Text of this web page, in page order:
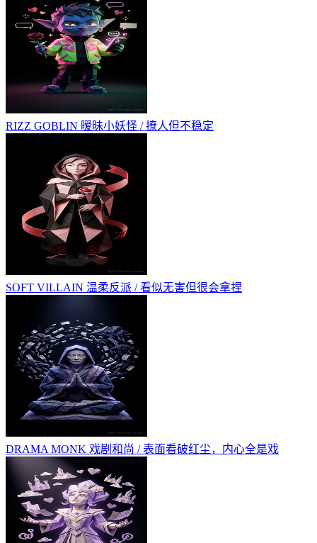
RIZZ GOBLIN 暧昧小妖怪 / 撩人但不稳定
SOFT VILLAIN 温柔反派 / 看似无害但很会拿捏
DRAMA MONK 戏剧和尚 / 表面看破红尘，内心全是戏